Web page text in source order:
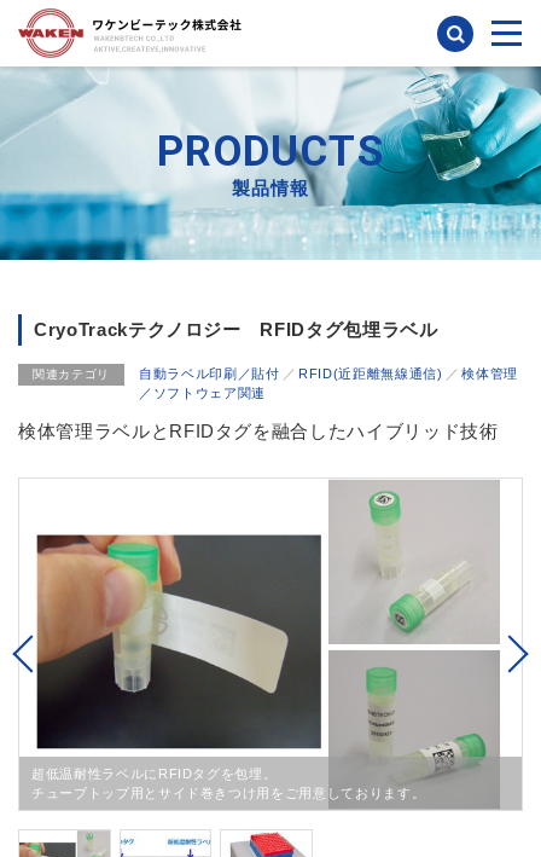
検索
PRODUCTS
製品情報
CryoTrackテクノロジー RFIDタグ包埋ラベル
関連カテゴリ 自動ラベル印刷／貼付 RFID(近距離無線通信)
検体管理
／ソフトウェア関連
検体管理ラベルとRFIDタグを融合したハイブリッド技術
Previous
超低温耐性ラベルにRFIDタグを包埋。
チューブトップ用とサイド巻きつけ用をご用意しております。